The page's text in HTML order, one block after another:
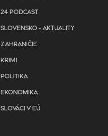
24 PODCAST
SLOVENSKO - AKTUALITY
ZAHRANIČIE
KRIMI
POLITIKA
EKONOMIKA
SLOVÁCI V EÚ